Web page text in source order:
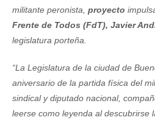
militante peronista, proyecto
Frente de Todos (FdT), Javier
legislatura porteña.
“La Legislatura de la ciudad de
aniversario de la partida física del
sindical y diputado nacional,
leerse como leyenda al descubrirse